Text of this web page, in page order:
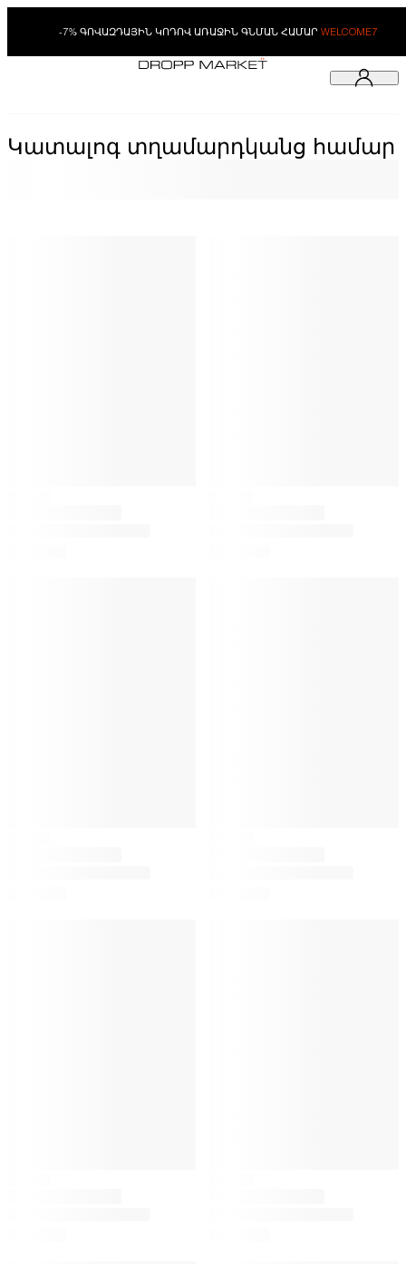
-7% ԳՈՎԱԶԴԱՅԻՆ ԿՈԴՈՎ ԱՌԱՋԻՆ ԳՆՄԱՆ ՀԱՄԱՐ WELCOME7
Կատալոգ տղամարդկանց համար